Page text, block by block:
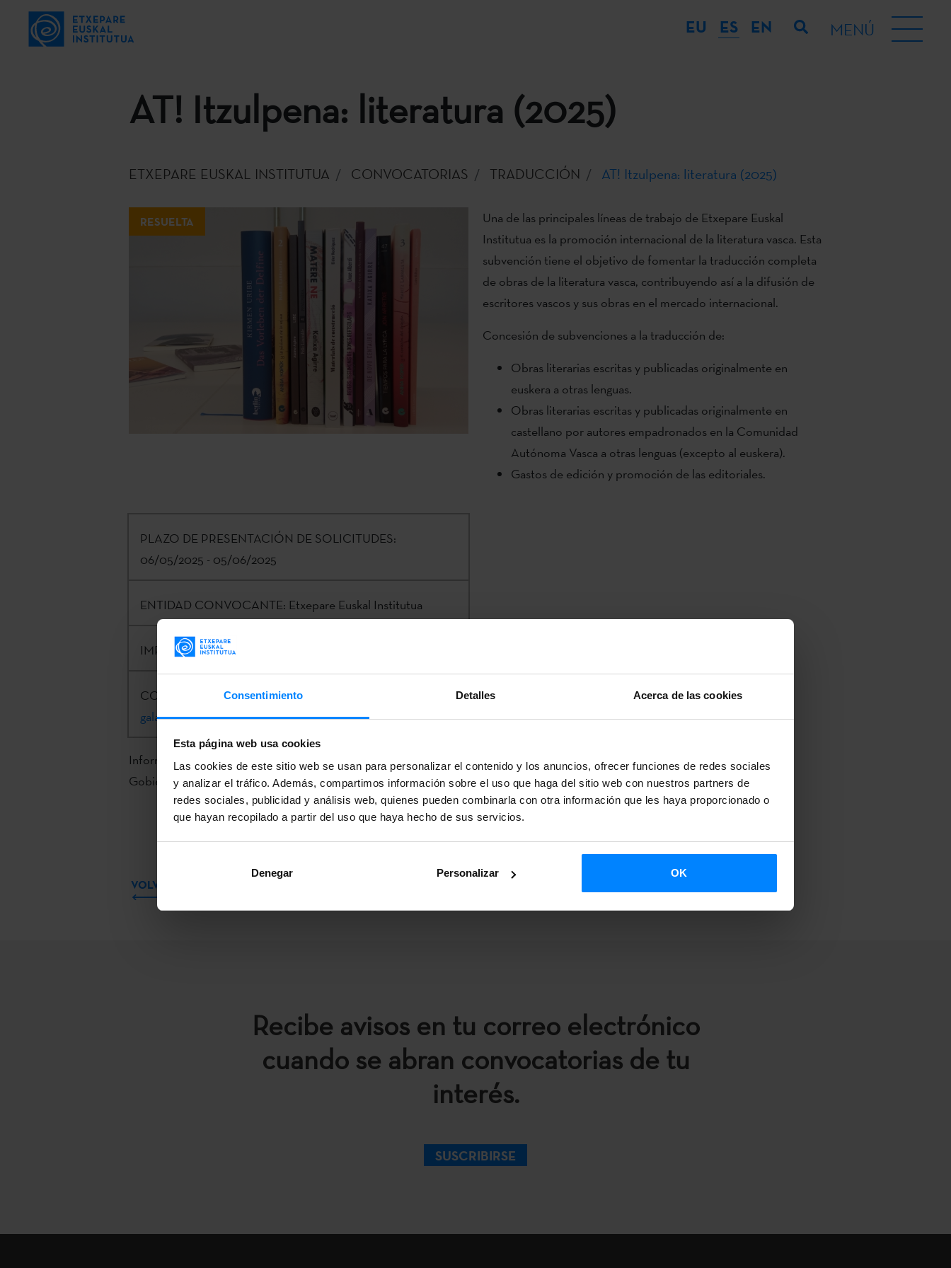
Consentimiento Detalles Acerca de las cookies
Esta página web usa cookies
Las cookies de este sitio web se usan para personalizar el contenido y los anuncios, ofrecer funciones de redes sociales
y analizar el tráfico. Además, compartimos información sobre el uso que haga del sitio web con nuestros partners de
redes sociales, publicidad y análisis web, quienes pueden combinarla con otra información que les haya proporcionado o
que hayan recopilado a partir del uso que haya hecho de sus servicios.
Denegar Personalizar OK
EU ES EN MENÚ
AT! Itzulpena: literatura (2025)
ETXEPARE EUSKAL INSTITUTUA CONVOCATORIAS TRADUCCIÓN AT! Itzulpena: literatura (2025)
RESUELTA
Una de las principales líneas de trabajo de Etxepare Euskal
Institutua es la promoción internacional de la literatura vasca. Esta
subvención tiene el objetivo de fomentar la traducción completa
de obras de la literatura vasca, contribuyendo así a la difusión de
escritores vascos y sus obras en el mercado internacional.
Concesión de subvenciones a la traducción de:
Obras literarias escritas y publicadas originalmente en
euskera a otras lenguas.
Obras literarias escritas y publicadas originalmente en
castellano por autores empadronados en la Comunidad
Autónoma Vasca a otras lenguas (excepto al euskera).
Gastos de edición y promoción de las editoriales.
PLAZO DE PRESENTACIÓN DE SOLICITUDES:
06/05/2025 - 05/06/2025
ENTIDAD CONVOCANTE: Etxepare Euskal Institutua
IMPORTE: 63.000€
CONTACTO: Kizkitza Galartza Arregi |
galartza@etxepare.eus| +34 943 023 409
Información completa e inscripción en la
del
Gobierno Vasco.
VOLVER
Recibe avisos en tu correo electrónico
cuando se abran convocatorias de tu
interés.
SUSCRIBIRSE